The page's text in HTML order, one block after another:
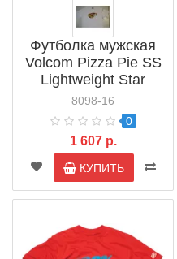
Футболка мужская
Volcom Pizza Pie SS
Lightweight Star
(R4311452)
8098-16
0
1 607 р.
КУПИТЬ